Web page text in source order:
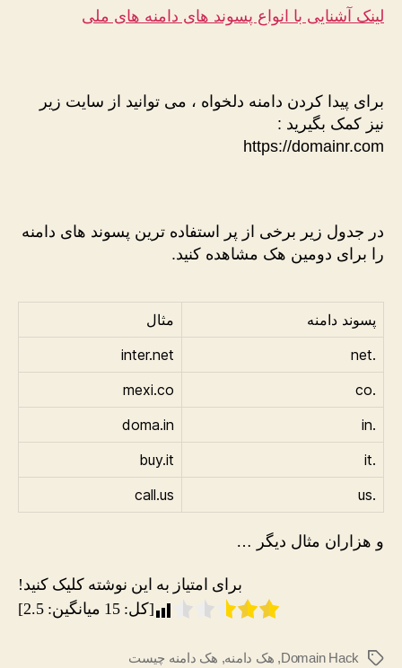
لینک آشنایی با انواع پسوند های دامنه های ملی
برای پیدا کردن دامنه دلخواه ، می توانید از سایت زیر
نیز کمک بگیرید :
https://domainr.com
در جدول زیر برخی از پر استفاده ترین پسوند های دامنه
را برای دومین هک مشاهده کنید.
پسوند دامنه
مثال
.net
inter.net
.co
mexi.co
.in
doma.in
.it
buy.it
.us
call.us
و هزاران مثال دیگر …
برای امتیاز به این نوشته کلیک کنید!
[کل: 15 میانگین: 2.5
]
برچسب‌هاDomain Hack
, هک دامنه, هک دامنه چیست